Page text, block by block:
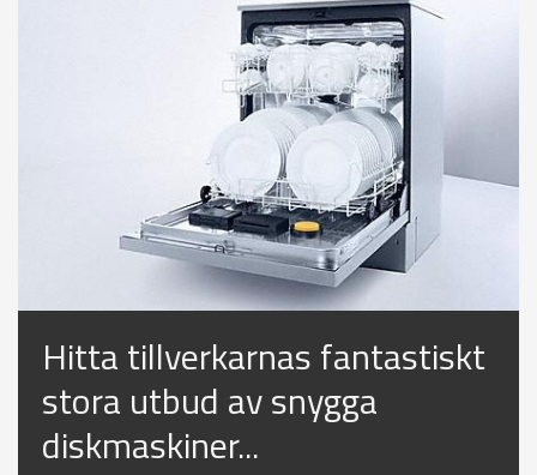
Hitta tillverkarnas fantastiskt
stora utbud av snygga
diskmaskiner...